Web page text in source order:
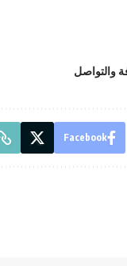
والتواصل
Facebook